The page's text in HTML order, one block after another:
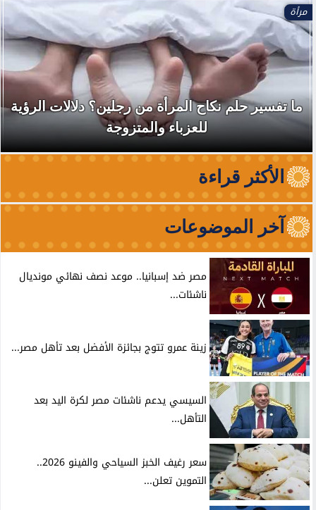
مرأة
ما تفسير حلم نكاح المرأة من رجلين؟ دلالات الرؤية
للعزباء والمتزوجة
الأكثر قراءة
آخر الموضوعات
مصر ضد إسبانيا.. موعد نصف نهائي مونديال
ناشئات...
زينة عمرو تتوج بجائزة الأفضل بعد تأهل مصر...
السيسي يدعم ناشئات مصر لكرة اليد بعد
التأهل...
سعر رغيف الخبز السياحي والفينو 2026..
التموين تعلن...